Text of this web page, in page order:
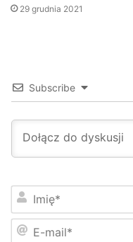
29 grudnia 2021
Subscribe